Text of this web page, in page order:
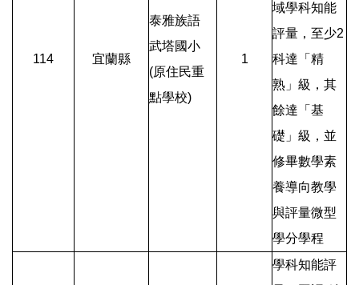
114 宜蘭縣
泰雅族語
武塔國小
(原住民重
點學校)
1
域學科知能
評量，至少2
科達「精
熟」級，其
餘達「基
礎」級，並
修畢數學素
養導向教學
與評量微型
學分學程
學科知能評